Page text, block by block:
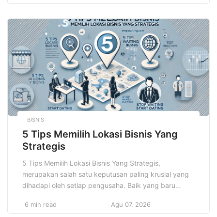
mengoptimalkan pengelolaan dana secara efektif dan
aman, sehingga ekonomi dapat tumbuh secara
berkelanjutan. Ketika sistem keuangan berfungsi
dengan baik […]
BISNIS
5 Tips Memilih Lokasi Bisnis Yang
Strategis
5 Tips Memilih Lokasi Bisnis Yang Strategis,
merupakan salah satu keputusan paling krusial yang
dihadapi oleh setiap pengusaha. Baik yang baru
Banyak orang mungkin menganggap bahwa lokasi
6 min read Agu 07, 2026